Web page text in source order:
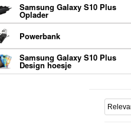
Samsung Galaxy S10 Plus
Oplader
Powerbank
Samsung Galaxy S10 Plus
Design hoesje